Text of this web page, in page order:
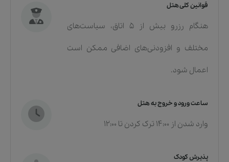
قوانین کلی هتل
هنگام رزرو بیش از ۵ اتاق، سیاست‌های
مختلف و افزودنی‌های اضافی ممکن است
اعمال شود.
ساعت ورود و خروج به هتل
وارد شدن از 14:00 ترک کردن تا 12:00
پذیرش کودک